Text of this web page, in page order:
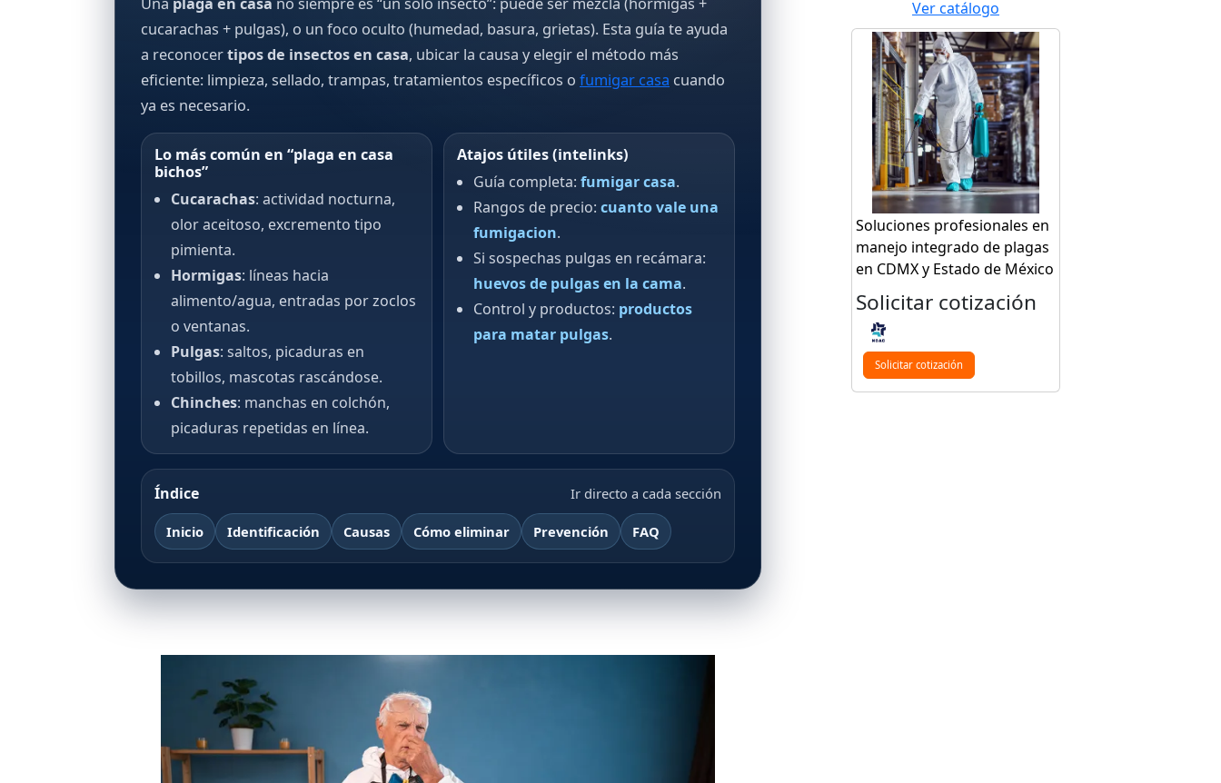
cucarachas + pulgas), o un foco oculto (humedad, basura, grietas). Esta guía te ayuda
a reconocertipos de insectos en casa, ubicar la causa y elegir el método más
eficiente: limpieza, sellado, trampas, tratamientos específicos o fumigar casa cuando
ya es necesario.
Lo más común en “plaga en casa
bichos”
Cucarachas: actividad nocturna,
olor aceitoso, excremento tipo
pimienta.
Hormigas: líneas hacia
alimento/agua, entradas por zoclos
o ventanas.
Pulgas: saltos, picaduras en
tobillos, mascotas rascándose.
Chinches: manchas en colchón,
picaduras repetidas en línea.
Atajos útiles (intelinks)
Guía completa:fumigar casa.
Rangos de precio:cuanto vale una
fumigacion.
Si sospechas pulgas en recámara:
huevos de pulgas en la cama.
Control y productos: productos
para matar pulgas.
Índice Ir directo a cada sección
Inicio Identificación Causas Cómo eliminar Prevención FAQ
Ver catálogo
Soluciones profesionales en
manejo integrado de plagas
en CDMX y Estado de México
Solicitar cotización
Solicitar cotización